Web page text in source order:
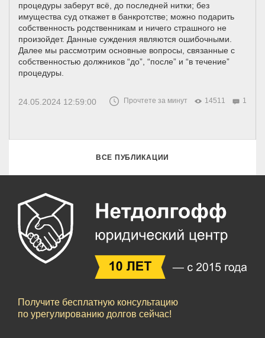
процедуры заберут всё, до последней нитки; без
имущества суд откажет в банкротстве; можно подарить
собственность родственникам и ничего страшного не
произойдет. Данные суждения являются ошибочными.
Далее мы рассмотрим основные вопросы, связанные с
собственностью должников “до”, “после” и “в течение”
процедуры.
24.05.2024 12:59:00 Прочтете за минут 14511 1
ВСЕ ПУБЛИКАЦИИ
Получите бесплатную консультацию
по урегулированию долгов сейчас!